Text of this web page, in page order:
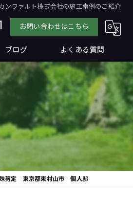
ファルト株式会社の施工事例のご紹介
お問い合わせはこちら
ブログ よくある質問
剪定 東京都東村山市 個人邸